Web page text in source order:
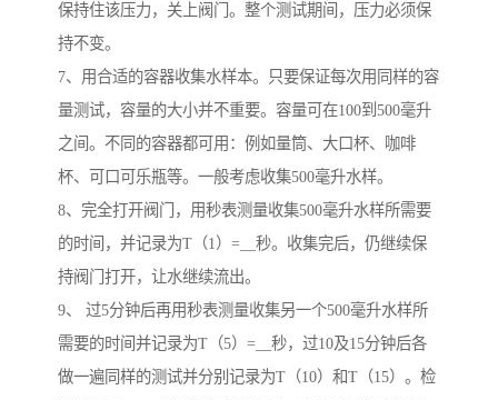
保持住该压力，关上阀门。整个测试期间，压力必须保
持不变。
7、用合适的容器收集水样本。只要保证每次用同样的容
量测试，容量的大小并不重要。容量可在100到500毫升
之间。不同的容器都可用：例如量筒、大口杯、咖啡
杯、可口可乐瓶等。一般考虑收集500毫升水样。
8、完全打开阀门，用秒表测量收集500毫升水样所需要
的时间，并记录为T（1）=__秒。收集完后，仍继续保
持阀门打开，让水继续流出。
9、 过5分钟后再用秒表测量收集另一个500毫升水样所
需要的时间并记录为T（5）=__秒，过10及15分钟后各
做一遍同样的测试并分别记录为T（10）和T（15）。检